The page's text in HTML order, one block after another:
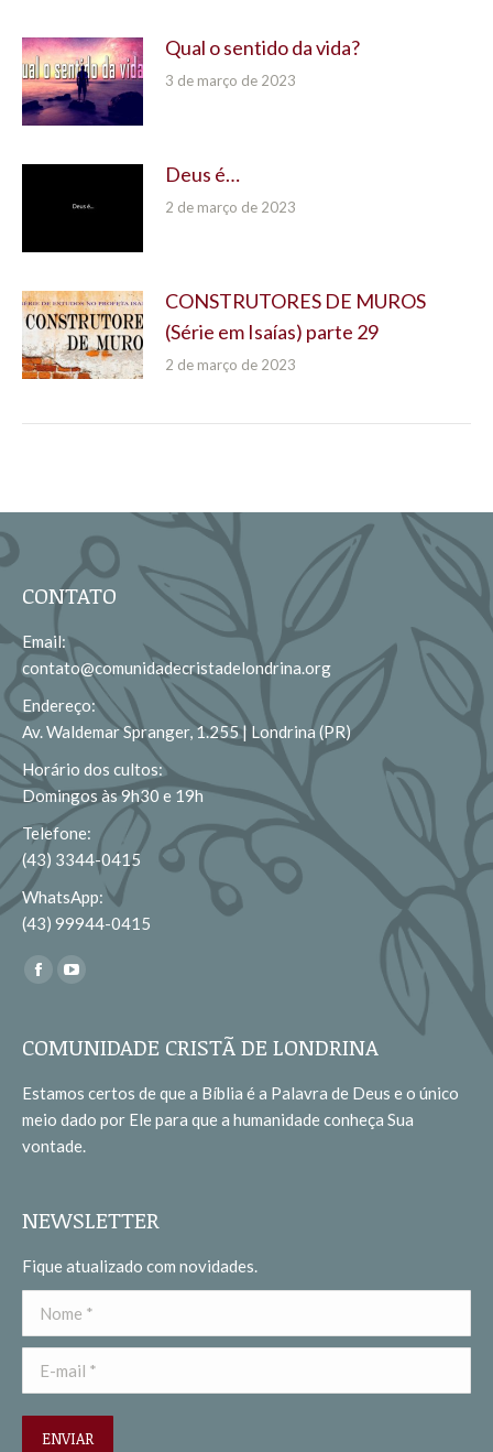
Qual o sentido da vida?
3 de março de 2023
Deus é…
2 de março de 2023
CONSTRUTORES DE MUROS
(Série em Isaías) parte 29
2 de março de 2023
CONTATO
Email:
contato@comunidadecristadelondrina.org
Endereço:
Av. Waldemar Spranger, 1.255 | Londrina (PR)
Horário dos cultos:
Domingos às 9h30 e 19h
Telefone:
(43) 3344-0415
WhatsApp:
(43) 99944-0415
Encontre-nos em:
Facebook
opens
new
window
opens
new
window
COMUNIDADE CRISTÃ DE LONDRINA
Estamos certos de que a Bíblia é a Palavra de Deus e o único
meio dado por Ele para que a humanidade conheça Sua
vontade.
NEWSLETTER
Fique atualizado com novidades.
Nome *
E-mail *
ENVIAR